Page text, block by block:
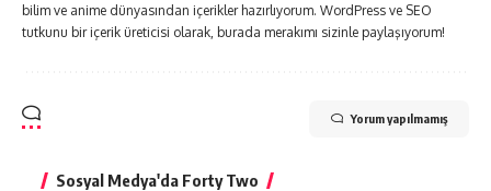
bilim ve anime dünyasından içerikler hazırlıyorum. WordPress ve SEO
tutkunu bir içerik üreticisi olarak, burada merakımı sizinle paylaşıyorum!
Yorum yapılmamış
Sosyal Medya'da Forty Two